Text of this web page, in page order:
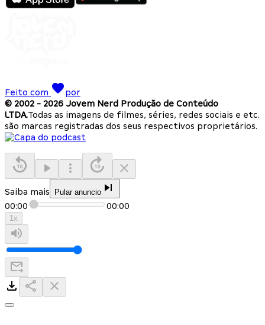
Feito com
por
© 2002 - 2026 Jovem Nerd Produção de Conteúdo
LTDA.Todas as imagens de filmes, séries, redes sociais e etc.
são marcas registradas dos seus respectivos proprietários.
Saiba mais Pular anuncio
00:00 00:00
1x